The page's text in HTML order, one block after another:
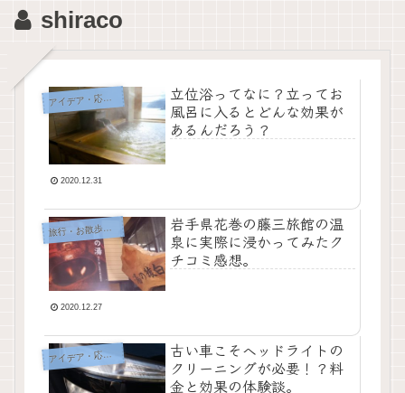
shiraco
アイデア・応急処置・問題解決
立位浴ってなに？立ってお
風呂に入るとどんな効果が
あるんだろう？
2020.12.31
旅 行・お散歩・おでかけ
岩手県花巻の藤三旅館の温
泉に実際に浸かってみたク
チコミ感想。
2020.12.27
アイデア・応急処置・問題解決
古い車こそヘッドライトの
クリーニングが必要！？料
金と効果の体験談。